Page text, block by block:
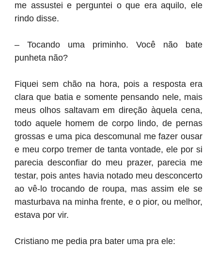
me assustei e perguntei o que era aquilo, ele
rindo disse.
– Tocando uma priminho. Você não bate
punheta não?
Fiquei sem chão na hora, pois a resposta era
clara que batia e somente pensando nele, mais
meus olhos saltavam em direção àquela cena,
todo aquele homem de corpo lindo, de pernas
grossas e uma pica descomunal me fazer ousar
e meu corpo tremer de tanta vontade, ele por si
parecia desconfiar do meu prazer, parecia me
testar, pois antes havia notado meu desconcerto
ao vê-lo trocando de roupa, mas assim ele se
masturbava na minha frente, e o pior, ou melhor,
estava por vir.
Cristiano me pedia pra bater uma pra ele: